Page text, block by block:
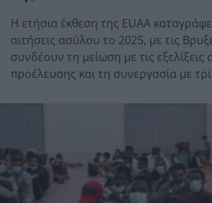
Η ετήσια έκθεση της EUAA
αιτήσεις ασύλου το 2025, με τις
συνδέουν τη μείωση με τις εξελίξεις
προέλευσης και τη συνεργασία με